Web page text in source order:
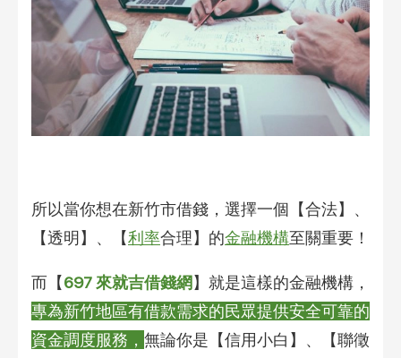
所以當你想在新竹市借錢，選擇一個【合法】、
【透明】、【利率合理】的金融機構至關重要！
而【697 來就吉借錢網 】就是這樣的金融機構，
專為新竹地區有借款需求的民眾提供安全可靠的
資金調度服務， 無論你是【信用小白】、【聯徵